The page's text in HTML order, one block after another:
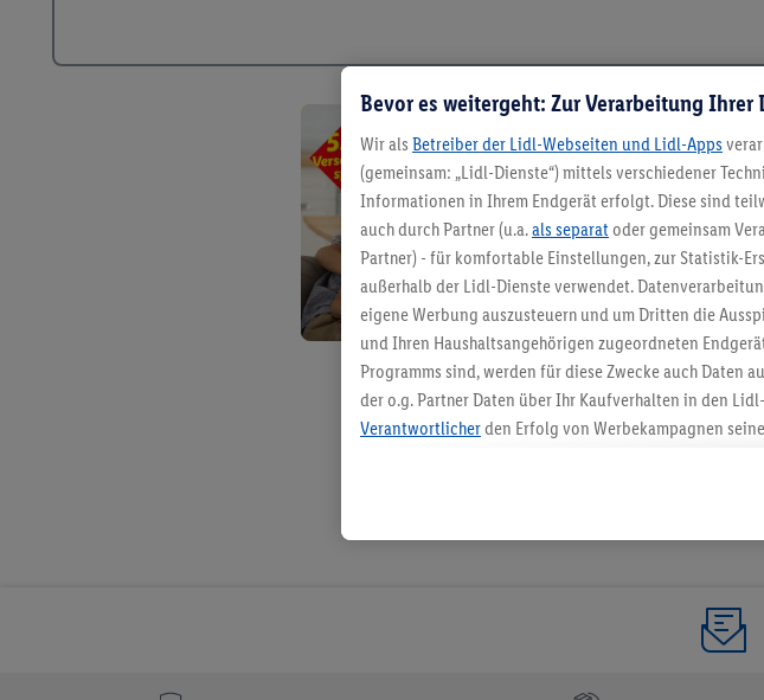
Bevor es weitergeht: Zur Verarbeitung Ihrer
Wir als Betreiber der Lidl-Webseiten und Lidl-Apps
(gemeinsam: „Lidl-Dienste“) mittels verschiedener
Informationen in Ihrem Endgerät erfolgt. Diese sind
auch durch Partner (u.a.als separat oder gemeinsam
Partner) - für komfortable Einstellungen, zur Statistik-
außerhalb der Lidl-Dienste verwendet.
eigene Werbung auszusteuern und um Dritten die
und Ihren Haushaltsangehörigen zugeordneten
Programms sind, werden für diese Zwecke auch Daten
der o.g. Partner Daten über Ihr Kaufverhalten in den
Verantwortlicherden Erfolg von Werbekampagnen
angereicherten Profilen. Dies umfasst die
Kaufverhalten in den Lidl-Diensten, Informationen aus
genauen Standortdaten) auch über verschiedene
Erfolgsmessung der Werbung, zur
Sicherung und Optimierung dieser Werbeausspielungen.